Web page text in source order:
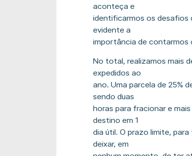
aconteça e
identificarmos os desafios
evidente a
importância de contarmos
No total, realizamos mais
expedidos ao
ano. Uma parcela de 25%
sendo duas
horas para fracionar e
destino em 1
dia útil. O prazo limite,
deixar, em